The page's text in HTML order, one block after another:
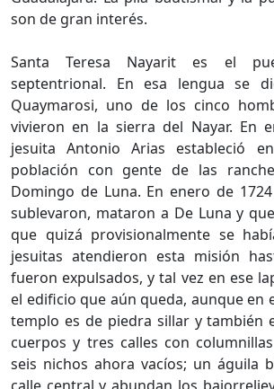
son de gran interés.
Santa Teresa Nayarit es el
septentrional. En esa lengua se
Quaymarosi, uno de los cinco
vivieron en la sierra del Nayar. En
jesuita Antonio Arias estableció
población con gente de las
Domingo de Luna. En enero de
sublevaron, mataron a De Luna y
que quizá provisionalmente se
jesuitas atendieron esta misión
fueron expulsados, y tal vez en ese
el edificio que aún queda, aunque en
templo es de piedra sillar y también
cuerpos y tres calles con
seis nichos ahora vacíos; un águila
calle central y abundan los